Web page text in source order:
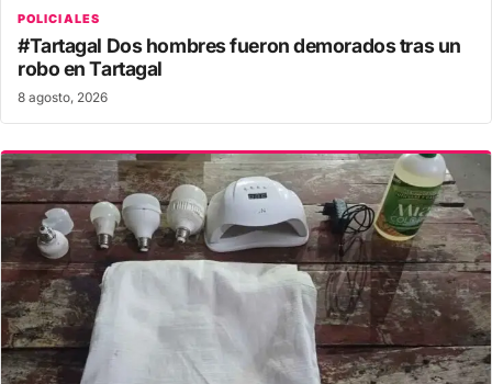
POLICIALES
#Tartagal Dos hombres fueron demorados tras un
robo en Tartagal
8 agosto, 2026